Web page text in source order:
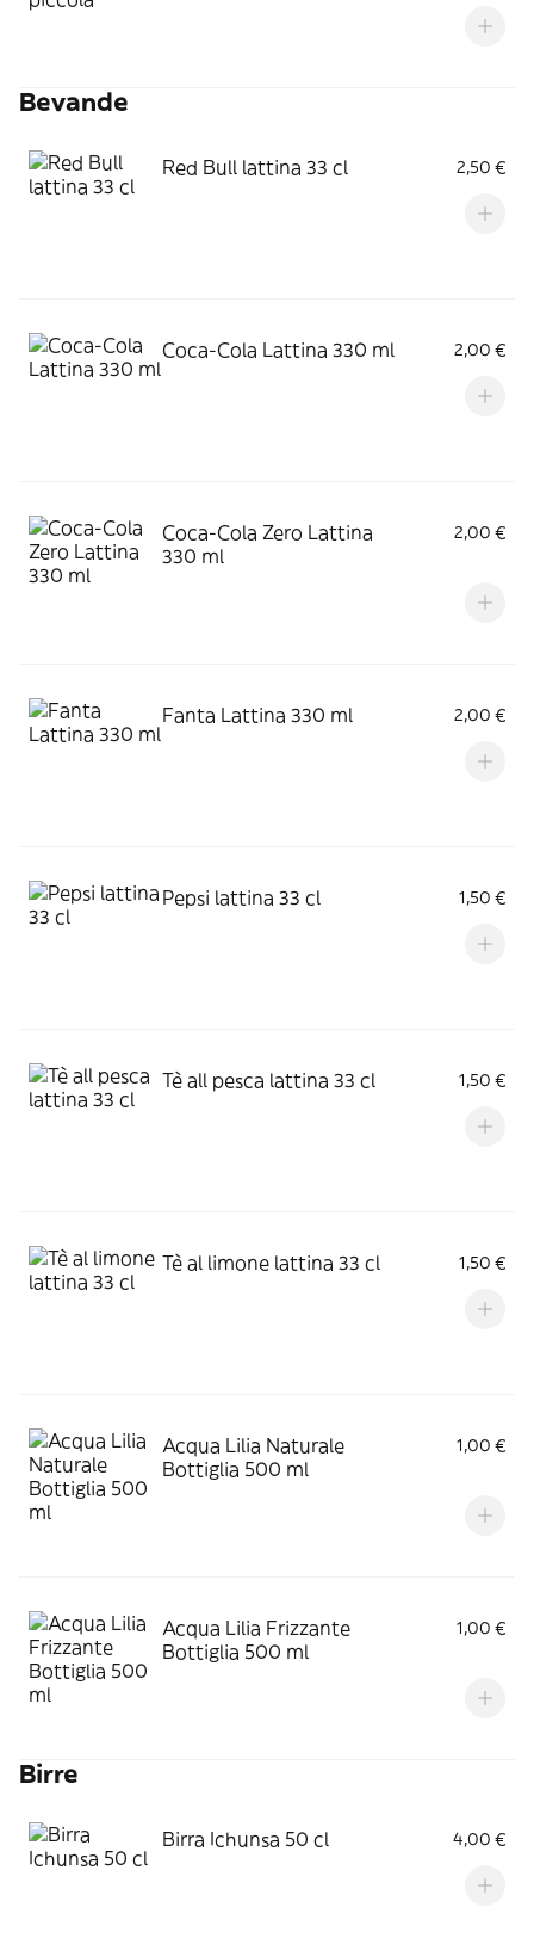
Bevande
Red Bull lattina 33 cl 2,50 €
Coca-Cola Lattina 330 ml 2,00 €
Coca-Cola Zero Lattina
330 ml
2,00 €
Fanta Lattina 330 ml 2,00 €
Pepsi lattina 33 cl 1,50 €
Tè all pesca lattina 33 cl 1,50 €
Tè al limone lattina 33 cl 1,50 €
Acqua Lilia Naturale
Bottiglia 500 ml
1,00 €
Acqua Lilia Frizzante
Bottiglia 500 ml
1,00 €
Birre
Birra Ichunsa 50 cl 4,00 €